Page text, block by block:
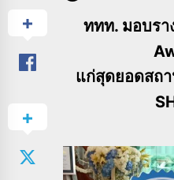
ททท. มอบรา
แก่สุดยอดสถ